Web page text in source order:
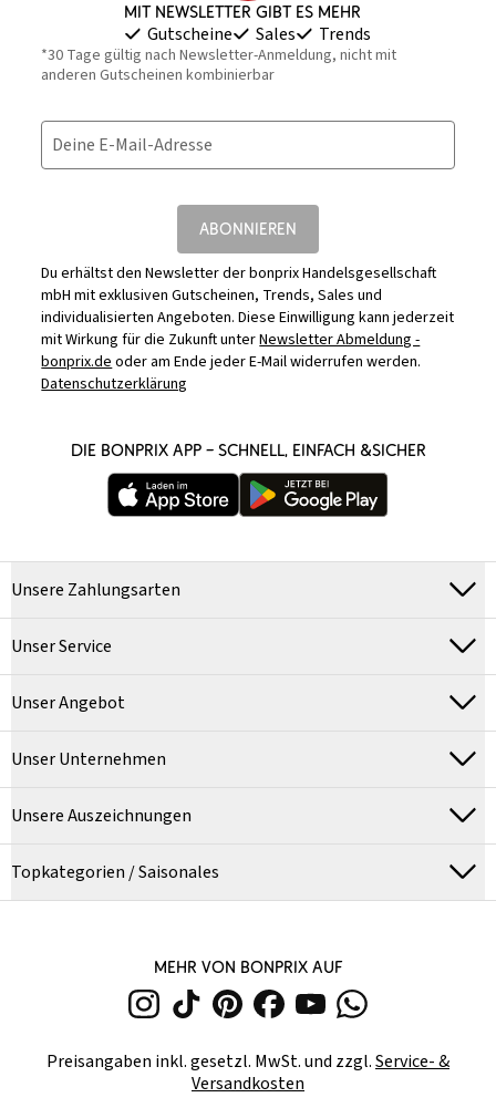
Mit Newsletter gibt es mehr
Gutscheine Sales Trends
*30 Tage gültig nach Newsletter-Anmeldung, nicht mit
anderen Gutscheinen kombinierbar
Deine E-Mail-Adresse
ABONNIEREN
Du erhältst den Newsletter der bonprix Handelsgesellschaft
mbH mit exklusiven Gutscheinen, Trends, Sales und
individualisierten Angeboten. Diese Einwilligung kann jederzeit
mit Wirkung für die Zukunft unterNewsletter Abmeldung -
bonprix.deoder am Ende jeder E-Mail widerrufen werden.
Datenschutzerklärung
DIE BONPRIX APP – SCHNELL, EINFACH &SICHER
Unsere Zahlungsarten
Unser Service
Unser Angebot
Unser Unternehmen
Unsere Auszeichnungen
Topkategorien / Saisonales
MEHR VON BONPRIX AUF
Preisangaben inkl. gesetzl. MwSt. und zzgl.Service- &
Versandkosten